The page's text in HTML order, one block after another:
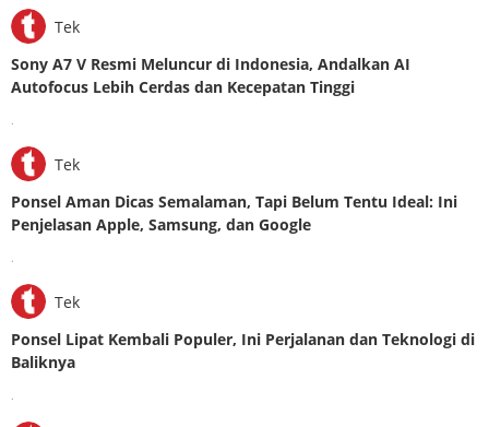
Tek
Sony A7 V Resmi Meluncur di Indonesia, Andalkan AI
Autofocus Lebih Cerdas dan Kecepatan Tinggi
.
Tek
Ponsel Aman Dicas Semalaman, Tapi Belum Tentu Ideal: Ini
Penjelasan Apple, Samsung, dan Google
.
Tek
Ponsel Lipat Kembali Populer, Ini Perjalanan dan Teknologi di
Baliknya
.